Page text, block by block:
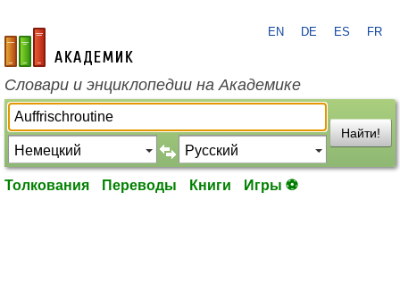
academic.ru
EN DE ES FR
Словари и энциклопедии на Академике
Найти!
Толкования Переводы Книги Игры ⚽